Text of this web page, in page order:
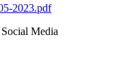
2023.pdf
Media